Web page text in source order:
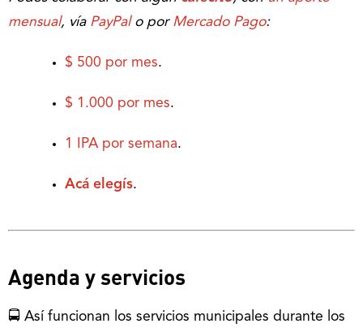
mensual, víaPayPalo porMercado Pago:
$ 500 por mes.
$ 1.000 por mes.
1 IPA por semana.
Acá elegís.
Agenda y servicios
🚍 Así funcionan los servicios municipales durante los